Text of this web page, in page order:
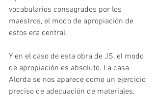
vocabularios consagrados por los
maestros, el modo de apropiación de
estos era central.
Y en el caso de esta obra de JS, el modo
de apropiación es absoluto. La casa
Alorda se nos aparece como un ejercicio
preciso de adecuación de materiales,